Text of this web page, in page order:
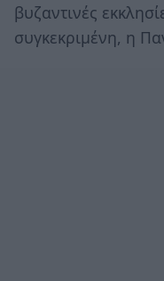
βυζαντινές
συγκεκριμένη, η